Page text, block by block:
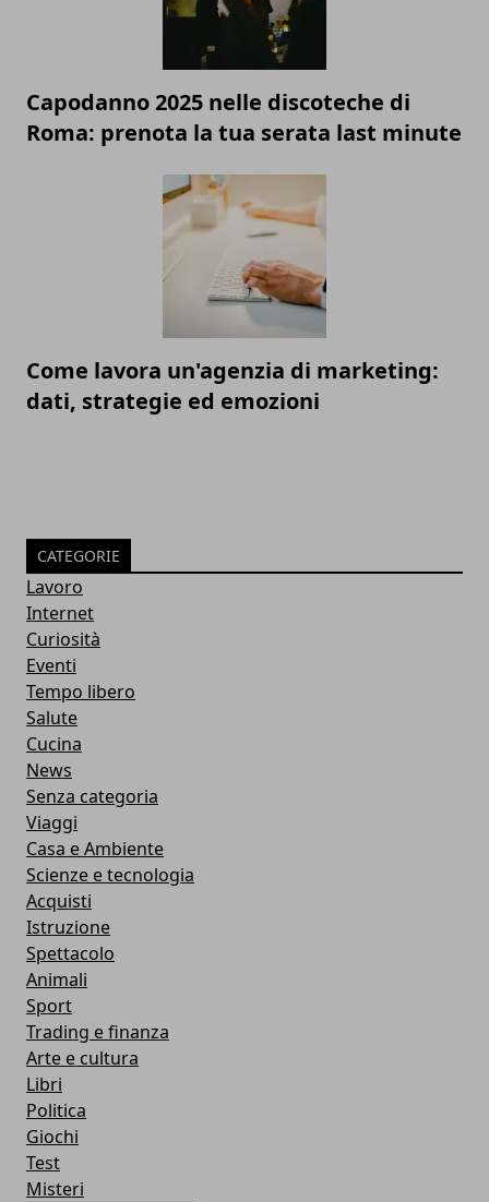
Capodanno 2025 nelle discoteche di
Roma: prenota la tua serata last minute
Come lavora un'agenzia di marketing:
dati, strategie ed emozioni
CATEGORIE
Lavoro
Internet
Curiosità
Eventi
Tempo libero
Salute
Cucina
News
Senza categoria
Viaggi
Casa e Ambiente
Scienze e tecnologia
Acquisti
Istruzione
Spettacolo
Animali
Sport
Trading e finanza
Arte e cultura
Libri
Politica
Giochi
Test
Misteri